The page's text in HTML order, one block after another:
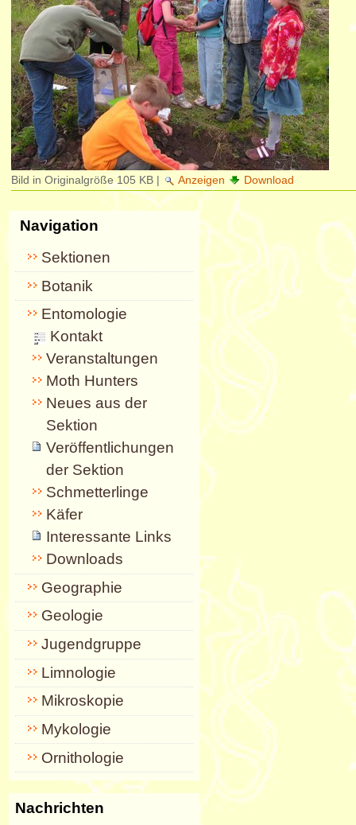
Bild in Originalgröße 105 KB | Anzeigen Download
Navigation
Sektionen
Botanik
Entomologie
Kontakt
Veranstaltungen
Moth Hunters
Neues aus der
Sektion
Veröffentlichungen
der Sektion
Schmetterlinge
Käfer
Interessante Links
Downloads
Geographie
Geologie
Jugendgruppe
Limnologie
Mikroskopie
Mykologie
Ornithologie
Nachrichten